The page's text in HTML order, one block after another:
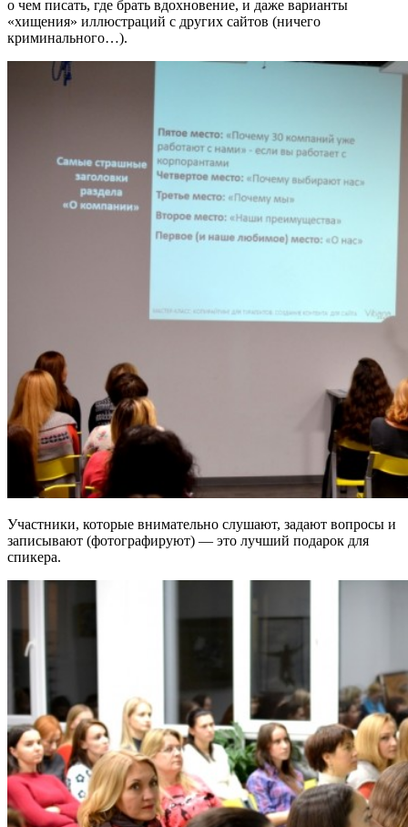
о чем писать, где брать вдохновение, и даже варианты
«хищения» иллюстраций с других сайтов (ничего
криминального…).
Участники, которые внимательно слушают, задают вопросы и
записывают (фотографируют) — это лучший подарок для
спикера.